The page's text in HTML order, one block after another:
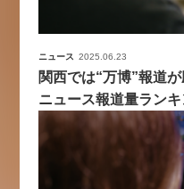
ニュース 2025.06.23
関西では“万博”報道
ニュース報道量ラン